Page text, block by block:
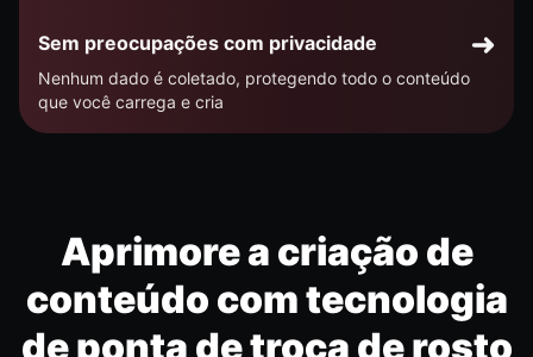
Sem preocupações com privacidade
Nenhum dado é coletado, protegendo todo o conteúdo
que você carrega e cria
Aprimore a criação de
conteúdo com tecnologia
de ponta de troca de rosto